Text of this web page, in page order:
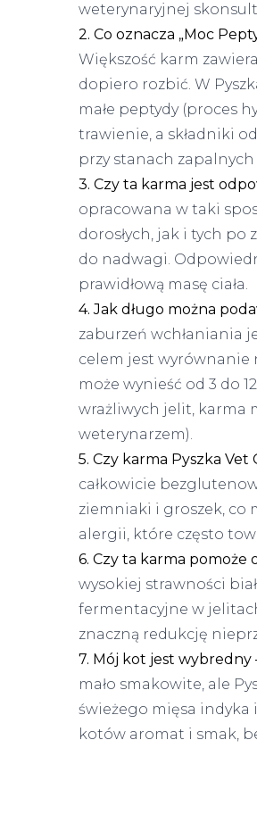
weterynaryjnej
2. Co oznacza „Moc
Większość karm
dopiero rozbić. W
małe peptydy (proces
trawienie, a składniki
przy stanach
3. Czy ta karma jest
opracowana w taki
dorosłych, jak i tych
do nadwagi.
prawidłową masę ciała.
4. Jak długo można
zaburzeń wchłaniania
celem jest wyrównanie
może wynieść od 3 do
wrażliwych jelit, karma
weterynarzem).
5. Czy karma Pyszka
całkowicie
ziemniaki i groszek, co
alergii, które często
6. Czy ta karma
wysokiej strawności
fermentacyjne w
znaczną redukcję
7. Mój kot jest wybredny
mało smakowite, ale
świeżego mięsa indyka
kotów aromat i smak,